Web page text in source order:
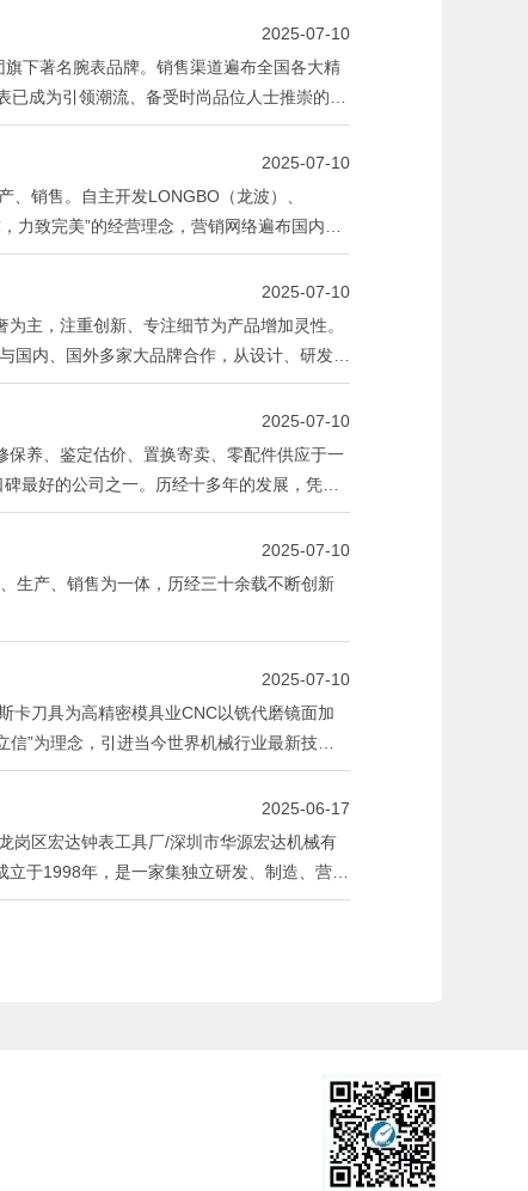
2025-07-10
下著名腕表品牌。销售渠道遍布全国各大精
成为引领潮流、备受时尚品位人士推崇的知
2025-07-10
销售。自主开发LONGBO（龙波）、
力致完美”的经营理念，营销网络遍布国内
2025-07-10
主，注重创新、专注细节为产品增加灵性。
内、国外多家大品牌合作，从设计、研发、
的认可是我们前进的动力！
2025-07-10
养、鉴定估价、置换寄卖、零配件供应于一
最好的公司之一。历经十多年的发展，凭着
全国合作商户，国内500家合作商户都推荐
2025-07-10
生产、销售为一体，历经三十余载不断创新
2025-07-10
卡刀具为高精密模具业CNC以铣代磨镜面加
信”为理念，引进当今世界机械行业最新技
的先进CNC加工技术，充分解决客户实际生
2025-06-17
岗区宏达钟表工具厂/深圳市华源宏达机械有
于1998年，是一家集独立研发、制造、营销
量优异，交货及时，售后服务完善，受到广